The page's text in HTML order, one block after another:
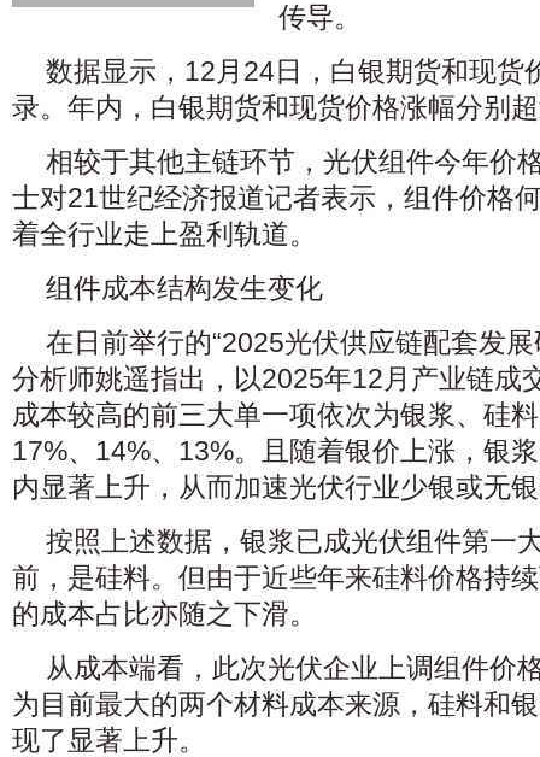
传导。
数据显示，12月24日，白银期货和现货
录。年内，白银期货和现货价格涨幅分别
相较于其他主链环节，光伏组件今年价
士对21世纪经济报道记者表示，组件价格
着全行业走上盈利轨道。
组件成本结构发生变化
在日前举行的“2025光伏供应链配套发
分析师姚遥指出，以2025年12月产业链成
成本较高的前三大单一项依次为银浆、硅
17%、14%、13%。且随着银价上涨，银
内显著上升，从而加速光伏行业少银或无
按照上述数据，银浆已成光伏组件第一
前，是硅料。但由于近些年来硅料价格持
的成本占比亦随之下滑。
从成本端看，此次光伏企业上调组件
为目前最大的两个材料成本来源，硅料和
现了显著上升。